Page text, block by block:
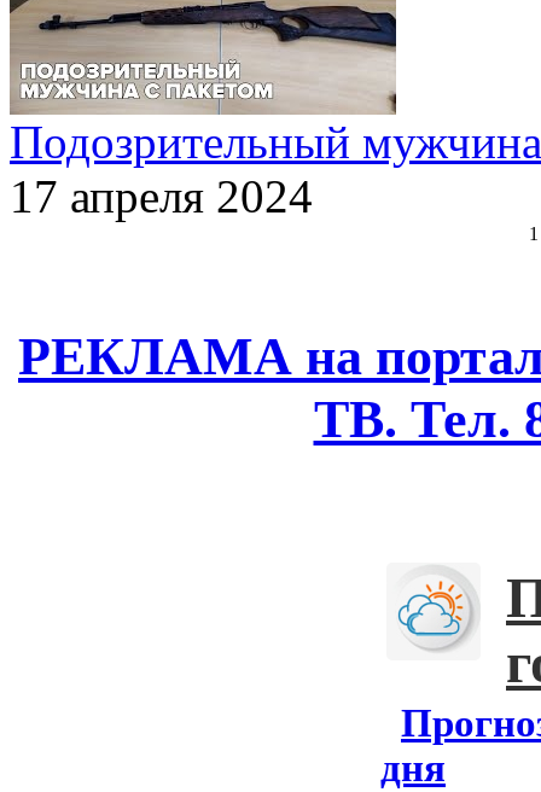
Подозрительный
17 апреля 2024
1
РЕКЛАМА на
ТВ. Тел.
дня